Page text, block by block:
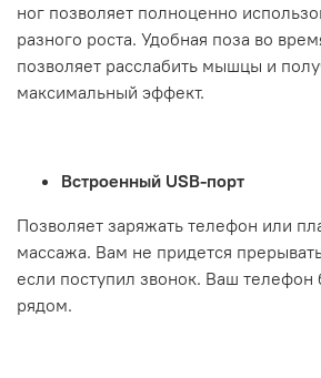
ног позволяет полноценно
разного роста. Удобная поза во
позволяет расслабить мышцы и
максимальный эффект.
Встроенный USB-порт
Позволяет заряжать телефон или
массажа. Вам не придется
если поступил звонок. Ваш телефон
рядом.